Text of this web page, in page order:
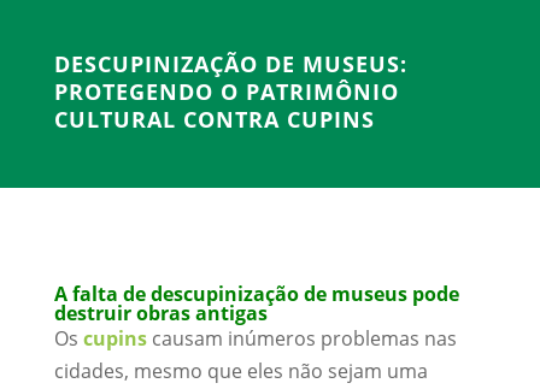
DESCUPINIZAÇÃO DE MUSEUS:
PROTEGENDO O PATRIMÔNIO
CULTURAL CONTRA CUPINS
A falta de descupinização de museus pode
destruir obras antigas
Os cupinscausam inúmeros problemas nas
cidades, mesmo que eles não sejam uma